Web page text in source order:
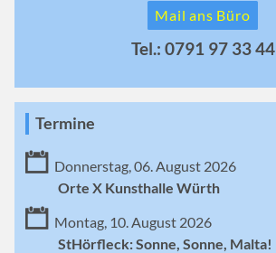
Mail ans Büro
Tel.: 0791 97 33 44
Termine
Donnerstag, 06. August 2026
Orte X Kunsthalle Würth
Montag, 10. August 2026
StHörfleck: Sonne, Sonne, Malta!